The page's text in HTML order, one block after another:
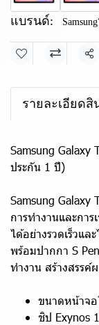
แบรนด์: Samsung
แชร์
รายละเอียดสิ
Samsung Galaxy
ประกัน 1 ปี)
Samsung Galaxy
การทำงานและกา
ได้อย่างรวดเร็วแ
พร้อมปากกา S
ทำงาน สร้างสรรค์
ขนาดหน้าจ
ชิป Exynos